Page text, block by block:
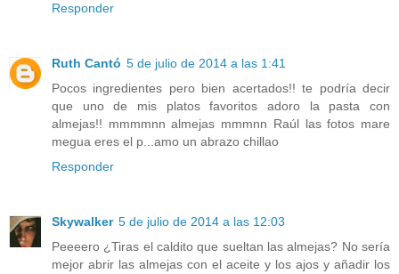
Responder
Ruth Cantó 5 de julio de 2014 a las 1:41
Pocos ingredientes pero bien acertados!! te podría decir
que uno de mis platos favoritos adoro la pasta con
almejas!! mmmmnn almejas mmmnn Raúl las fotos mare
megua eres el p...amo un abrazo chillao
Responder
Skywalker 5 de julio de 2014 a las 12:03
Peeeero ¿Tiras el caldito que sueltan las almejas? No sería
mejor abrir las almejas con el aceite y los ajos y añadir los